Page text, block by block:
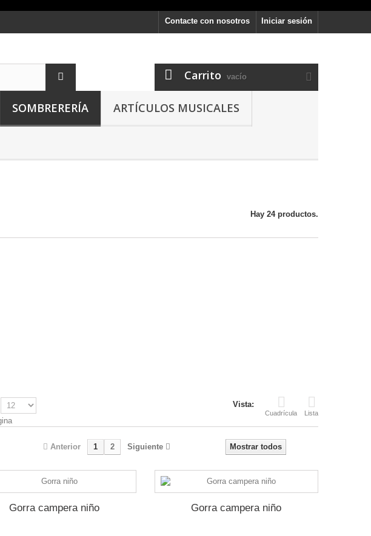
Iniciar sesión
Contacte con nosotros
Carrito vacío
SOMBRERERÍA ARTÍCULOS MUSICALES
Hay 24 productos.
Vista:
Cuadrícula Lista
Mostrar todos
Anterior 1 2 Siguiente
Gorra campera niño Gorra campera niño